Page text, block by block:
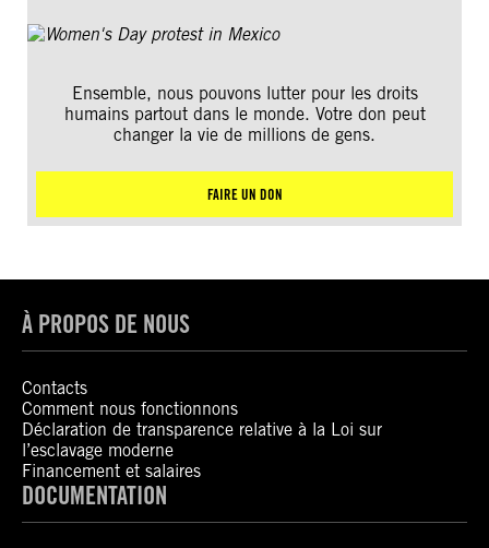
Ensemble, nous pouvons lutter pour les droits
humains partout dans le monde. Votre don peut
changer la vie de millions de gens.
FAIRE UN DON
À PROPOS DE NOUS
Contacts
Comment nous fonctionnons
Déclaration de transparence relative à la Loi sur
l’esclavage moderne
Financement et salaires
DOCUMENTATION